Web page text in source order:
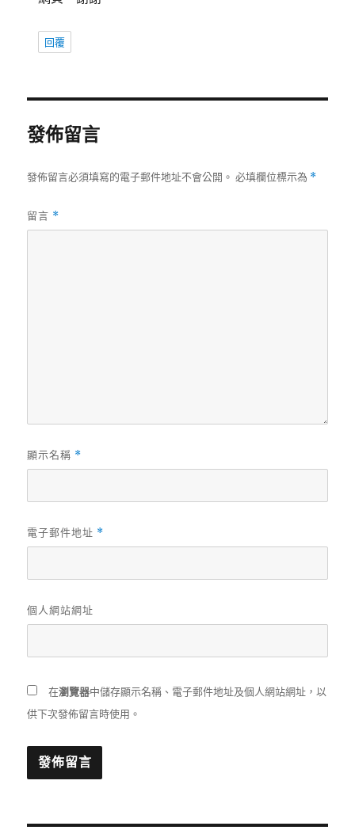
回覆
發佈留言
發佈留言必須填寫的電子郵件地址不會公開。 必填欄位標示為 *
留言 *
顯示名稱 *
電子郵件地址 *
個人網站網址
在瀏覽器中儲存顯示名稱、電子郵件地址及個人網站網址，以
供下次發佈留言時使用。